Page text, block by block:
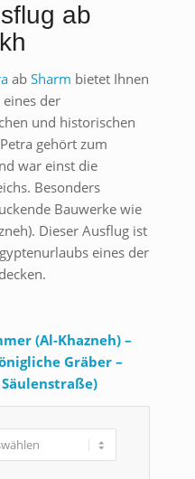
ab
ab Sharm bietet Ihnen
der
und historischen
gehört zum
war einst die
Besonders
Bauwerke wie
Dieser Ausflug ist
eines der
(Al-Khazneh) –
Gräber –